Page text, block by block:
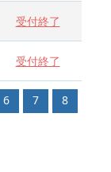
受付終了
受付終了
6 7 8